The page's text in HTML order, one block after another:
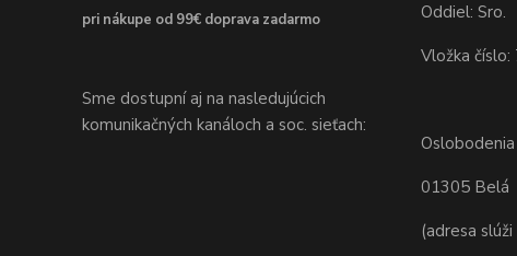
pri nákupe od 99€ doprava zadarmo
Sme dostupní aj na nasledujúcich
komunikačných kanáloch a soc. sieťach:
Oddiel: Sro.
Vložka
01305 Belá
(adresa